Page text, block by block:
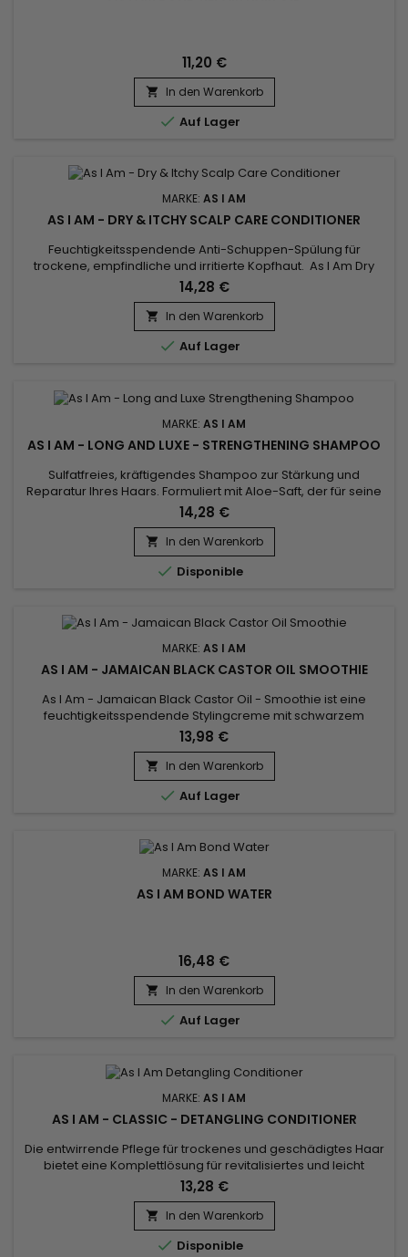
11,20 €
 In den Warenkorb
 Auf Lager
MARKE: AS I AM
AS I AM - DRY & ITCHY SCALP CARE CONDITIONER
Feuchtigkeitsspendende Anti-Schuppen-Spülung für
trockene, empfindliche und irritierte Kopfhaut. As I Am Dry
And Itchy Scalp Care nährt, entwirrt und repariert das Haar ,
beruhigt juckende und gereizte Kopfhaut. Die
feuchtigkeitsspendende Anti-Schuppen-Spülung von As I Am
hilft, Schuppen zu bekämpfen und eine gesunde Kopfhaut zu
erhalten, und verleiht...
14,28 €
 In den Warenkorb
 Auf Lager
MARKE: AS I AM
AS I AM - LONG AND LUXE - STRENGTHENING SHAMPOO
Sulfatfreies, kräftigendes Shampoo zur Stärkung und
Reparatur Ihres Haars. Formuliert mit Aloe-Saft, der für seine
beruhigenden und feuchtigkeitsspendenden Eigenschaften
bekannt ist. Punica Granatum-Fruchtsaft, der reich an
Antioxidantien ist, schützt den Glanz des Haares.
Lupinenprotein und Biotin arbeiten zusammen, um die
Kopfhaut zu nähren, zu...
14,28 €
 In den Warenkorb
 Disponible
MARKE: AS I AM
AS I AM - JAMAICAN BLACK CASTOR OIL SMOOTHIE
As I Am - Jamaican Black Castor Oil - Smoothie ist eine
feuchtigkeitsspendende Stylingcreme mit schwarzem
Rizinusöl, ideal für Frisuren wie Zöpfe, Twist-outs, etc... As I Am
- Jamaican Black Castor Oil - Smoothie bietet starken Halt,
ohne das Haar zu beschweren.
13,98 €
 In den Warenkorb
 Auf Lager
MARKE: AS I AM
AS I AM BOND WATER
16,48 €
 In den Warenkorb
 Auf Lager
MARKE: AS I AM
AS I AM - CLASSIC - DETANGLING CONDITIONER
Die entwirrende Pflege für trockenes und geschädigtes Haar
bietet eine Komplettlösung für revitalisiertes und leicht
kämmbares Haar. &nbsp;As I Am Detangling Conditioner
kombiniert die Vorteile von drei wichtigen Inhaltsstoffen :
Karitébutter, Gelee Royal und Keratin, um tiefgehende
Feuchtigkeit zu spenden, die Elastizität des Haares
wiederherzustellen,...
13,28 €
 In den Warenkorb
 Disponible